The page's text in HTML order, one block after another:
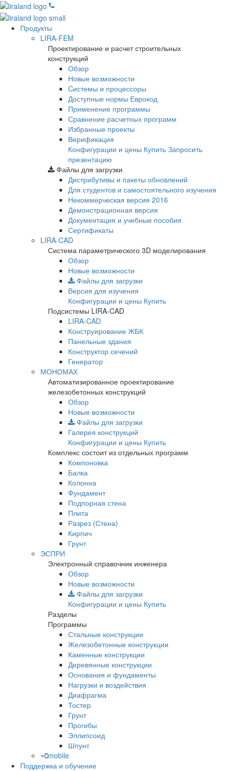
Продукты
LIRA-FEM
Проектирование и расчет строительных
конструкций
Обзор
Новые возможности
Cистемы и процессоры
Доступные нормы Еврокод
Применение программы
Сравнение расчетных программ
Избранные проекты
Верификация
Конфигурации и цены Купить Запросить
презентацию
Файлы для загрузки
Дистрибутивы и пакеты обновлений
Для студентов и самостоятельного изучения
Некоммерческая версия 2016
Демонстрационная версия
Документация и учебные пособия
Сертификаты
LIRA-CAD
Система параметрического 3D моделирования
Обзор
Новые возможности
Файлы для загрузки
Версия для изучения
Конфигурации и цены Купить
Подсистемы LIRA-CAD
LIRA-CAD
Конструирование ЖБК
Панельные здания
Конструктор сечений
Генератор
МОНОМАХ
Автоматизированное проектирование
железобетонных конструкций
Обзор
Новые возможности
Файлы для загрузки
Галерея конструкций
Конфигурации и цены Купить
Комплекс состоит из отдельных программ
Компоновка
Балка
Колонна
Фундамент
Подпорная стена
Плита
Разрез (Стена)
Кирпич
Грунт
ЭСПРИ
Электронный справочник инженера
Обзор
Новые возможности
Файлы для загрузки
Конфигурации и цены Купить
Разделы
Программы
Стальные конструкции
Железобетонные конструкции
Каменные конструкции
Деревянные конструкции
Основания и фундаменты
Нагрузки и воздействия
Диафрагма
Тостер
Грунт
Прогибы
Эллипсоид
Шпунт
mobile
Поддержка и обучение